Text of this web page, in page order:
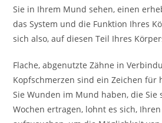
Sie in Ihrem Mund sehen, einen
das System und die Funktion Ihres
sich also, auf diesen Teil Ihres
Flache, abgenutzte Zähne in
Kopfschmerzen sind ein Zeichen für
Sie Wunden im Mund haben, die Sie
Wochen ertragen, lohnt es sich,